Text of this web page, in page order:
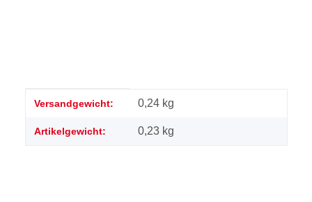
Produkteigenschaft
Wert
Versandgewicht: 0,24 kg
Artikelgewicht: 0,23 kg